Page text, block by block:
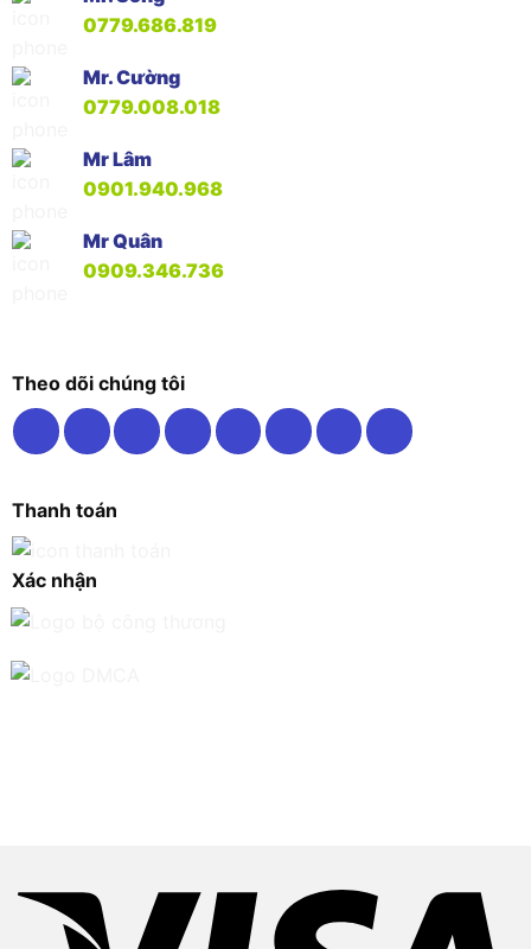
0779.686.819
Mr. Cường
0779.008.018
Mr Lâm
0901.940.968
Mr Quân
0909.346.736
Theo dõi chúng tôi
Thanh toán
Xác nhận